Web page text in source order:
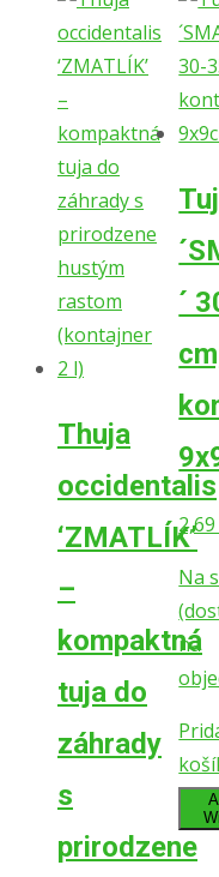
Thuja
occidentalis
‘ZMATLÍK’
–
kompaktná
tuja do
záhrady
s
prirodzene
´
2,69
Na
na